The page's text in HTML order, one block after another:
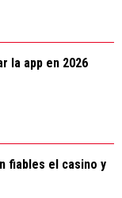
la app en 2026
fiables el casino y